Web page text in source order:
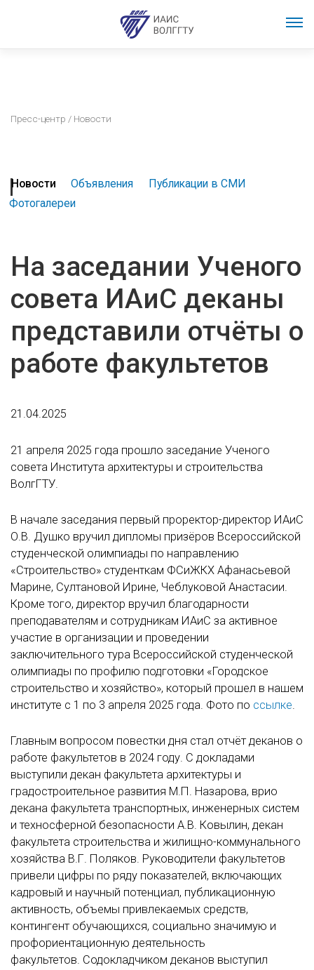
Пресс-центр / Новости
Новости Объявления
Публикации в СМИ
Фотогалереи
На заседании Ученого
совета ИАиС деканы
представили отчёты о
работе факультетов
21.04.2025
21 апреля 2025 года прошло заседание Ученого
совета Института архитектуры и строительства
ВолгГТУ.
В начале заседания первый проректор-директор ИАиС
О.В. Душко вручил дипломы призёров Всероссийской
студенческой олимпиады по направлению
«Строительство» студенткам ФСиЖКХ Афанасьевой
Марине, Султановой Ирине, Чеблуковой Анастасии.
Кроме того, директор вручил благодарности
преподавателям и сотрудникам ИАиС за активное
участие в организации и проведении
заключительного тура Всероссийской студенческой
олимпиады по профилю подготовки «Городское
строительство и хозяйство», который прошел в нашем
институте с 1 по 3 апреля 2025 года. Фото по ссылке
Главным вопросом повестки дня стал отчёт деканов о
работе факультетов в 2024 году. С докладами
выступили декан факультета архитектуры и
градостроительное развития М.П. Назарова, врио
декана факультета транспортных, инженерных систем
и техносферной безопасности А.В. Ковылин, декан
факультета строительства и жилищно-коммунального
хозяйства В.Г. Поляков. Руководители факультетов
привели цифры по ряду показателей, включающих
кадровый и научный потенциал, публикационную
активность, объемы привлекаемых средств,
контингент обучающихся, социально значимую и
профориентационную деятельность
факультетов. Содокладчиком деканов выступил